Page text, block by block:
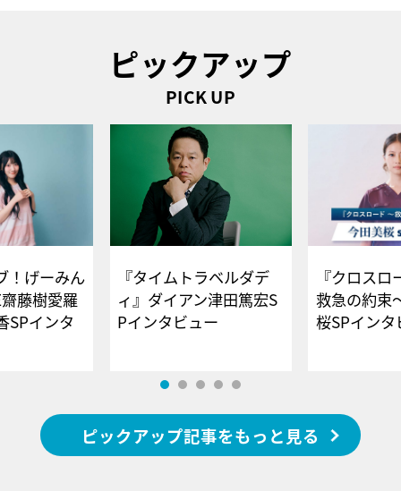
ピックアップ
PICK UP
！げーみん
藤樹愛羅
SPインタ
『タイムトラベルダデ
ィ』ダイアン津田篤宏S
Pインタビュー
『クロス
救急の約束
桜SPイ
ピックアップ記事をもっと見る